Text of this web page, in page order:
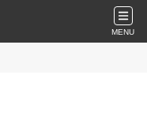
MENU